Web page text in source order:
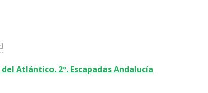
Atlántico. 2º. Escapadas Andalucía